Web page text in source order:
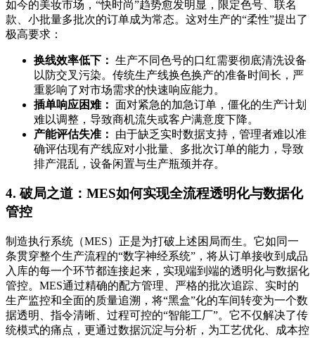
如今的美妆市场，“快时尚”趋势愈发明显，限定色号、联名
款、小批量多批次的订单成为常态。这对生产的“柔性”提出了
极高要求：
换线效率低下： 生产不同色号的口红需要彻底清洗设备
以防交叉污染。传统生产线换色换产的准备时间长，严
重影响了对市场需求的快速响应能力。
插单响应困难： 面对紧急的加急订单，僵化的生产计划
难以调整，导致商机流失或客户满意度下降。
产能评估失准：
由于缺乏实时数据支持，管理者难以准
确评估现有产线应对小批量、多批次订单的能力，导致
排产混乱，设备闲置与生产瓶颈并存。
4. 破局之道：MES如何实现全流程透明化与数据化
管控
制造执行系统（MES）正是为打破上述困局而生。它如同一
条贯穿整个生产流程的“数字神经系统”，将从订单接收到成品
入库的每一个环节都连接起来，实现端到端的透明化与数据化
管控。MES通过精确的配方管理、严格的批次追踪、实时的
生产监控和全面的质量追溯，将“黑盒”化的车间转变为一个数
据透明、指令清晰、过程可控的“智能工厂”。它不仅解决了传
统模式的痛点，更通过数据沉淀与分析，为工艺优化、成本控